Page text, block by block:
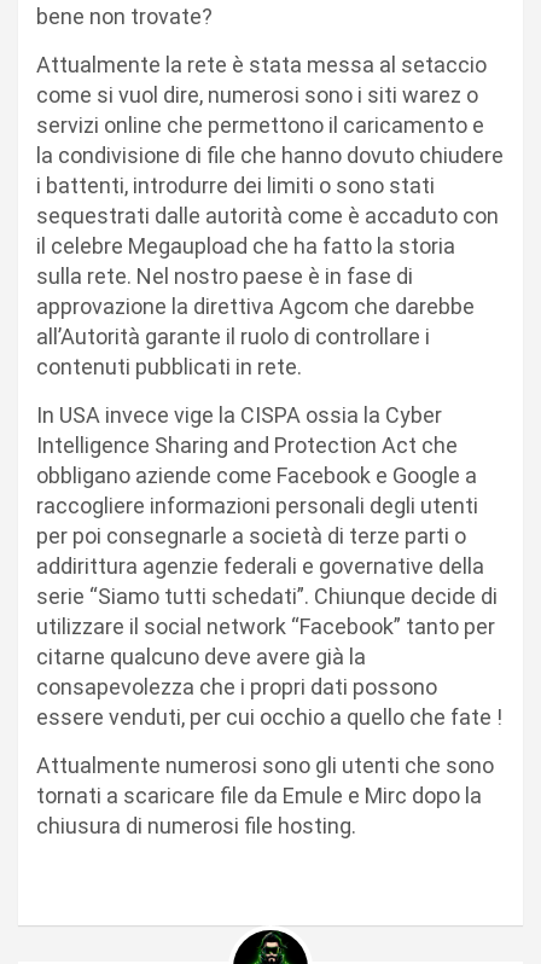
bene non trovate?
Attualmente la rete è stata messa al setaccio
come si vuol dire, numerosi sono i siti warez o
servizi online che permettono il caricamento e
la condivisione di file che hanno dovuto chiudere
i battenti, introdurre dei limiti o sono stati
sequestrati dalle autorità come è accaduto con
il celebre Megaupload che ha fatto la storia
sulla rete. Nel nostro paese è in fase di
approvazione la direttiva Agcom che darebbe
all’Autorità garante il ruolo di controllare i
contenuti pubblicati in rete.
In USA invece vige la CISPA ossia la Cyber
Intelligence Sharing and Protection Act che
obbligano aziende come Facebook e Google a
raccogliere informazioni personali degli utenti
per poi consegnarle a società di terze parti o
addirittura agenzie federali e governative della
serie “Siamo tutti schedati”. Chiunque decide di
utilizzare il social network “Facebook” tanto per
citarne qualcuno deve avere già la
consapevolezza che i propri dati possono
essere venduti, per cui occhio a quello che fate !
Attualmente numerosi sono gli utenti che sono
tornati a scaricare file da Emule e Mirc dopo la
chiusura di numerosi file hosting.